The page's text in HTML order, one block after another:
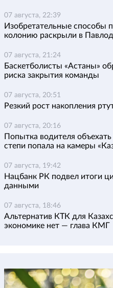
07 августа, 22:39
Изобретательные способы
колонию раскрыли в
07 августа, 21:24
Баскетболисты «Астаны»
риска закрытия команды
07 августа, 20:51
Резкий рост накопления
07 августа, 20:16
Попытка водителя
степи попала на камеры
07 августа, 19:42
Нацбанк РК подвел итоги
данными
07 августа, 18:46
Альтернатив КТК для
экономике нет — глава КМГ